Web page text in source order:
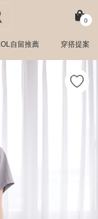
0
自留推薦 穿搭提案